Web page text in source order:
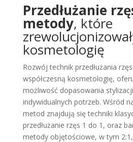
Przedłużanie
metody, które
kosmetologię
Rozwój technik przedłużania
współczesną kosmetologię,
możliwość dopasowania
indywidualnych potrzeb. Wśród
metod znajdują się techniki
przedłużanie rzęs 1 do 1, oraz
metody objętościowe, w tym